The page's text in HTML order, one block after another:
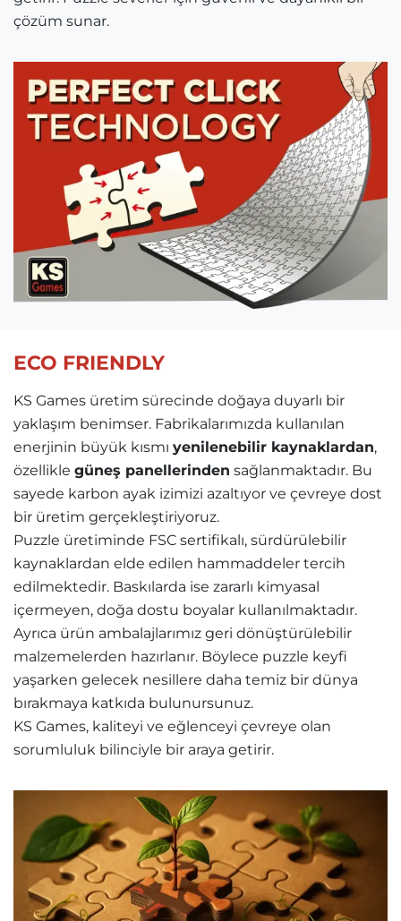
çözüm sunar.
ECO FRIENDLY
KS Games üretim sürecinde doğaya duyarlı bir
yaklaşım benimser. Fabrikalarımızda kullanılan
enerjinin büyük kısmı yenilenebilir kaynaklardan,
özellikle güneş panellerinden sağlanmaktadır. Bu
sayede karbon ayak izimizi azaltıyor ve çevreye dost
bir üretim gerçekleştiriyoruz.
Puzzle üretiminde FSC sertifikalı, sürdürülebilir
kaynaklardan elde edilen hammaddeler tercih
edilmektedir. Baskılarda ise zararlı kimyasal
içermeyen, doğa dostu boyalar kullanılmaktadır.
Ayrıca ürün ambalajlarımız geri dönüştürülebilir
malzemelerden hazırlanır. Böylece puzzle keyfi
yaşarken gelecek nesillere daha temiz bir dünya
bırakmaya katkıda bulunursunuz.
KS Games, kaliteyi ve eğlenceyi çevreye olan
sorumluluk bilinciyle bir araya getirir.